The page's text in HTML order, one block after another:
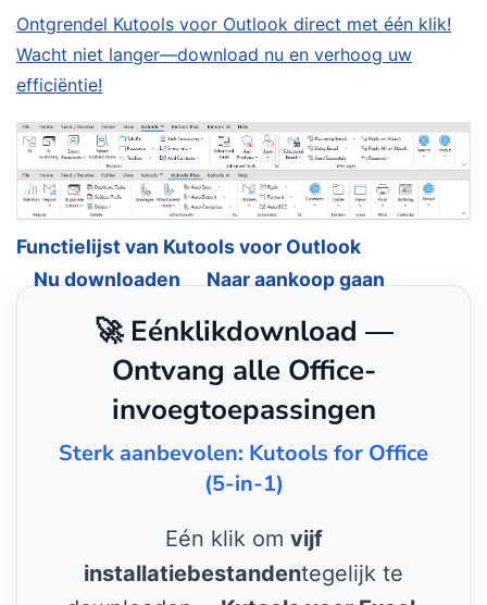
Ontgrendel Kutools voor Outlook direct met één klik!
Wacht niet langer—download nu en verhoog uw
efficiëntie!
Functielijst van Kutools voor Outlook
Nu downloaden
Naar aankoop gaan
🚀 Eénklikdownload —
Ontvang alle Office-
invoegtoepassingen
Sterk aanbevolen: Kutools for Office
(5-in-1)
Eén klik om vijf
installatiebestandentegelijk te